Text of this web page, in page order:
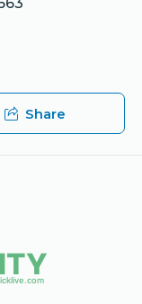
Share